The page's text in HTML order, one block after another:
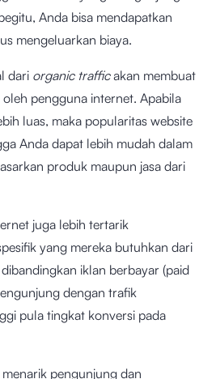
Anda bisa mendapatkan
mengeluarkan biaya.
dari organic trafficakan membuat
pengguna internet. Apabila
luas, maka popularitas website
Anda dapat lebih mudah dalam
produk maupun jasa dari
juga lebih tertarik
yang mereka butuhkan dari
iklan berbayar (paid
dengan trafik
pula tingkat konversi pada
pengunjung dan